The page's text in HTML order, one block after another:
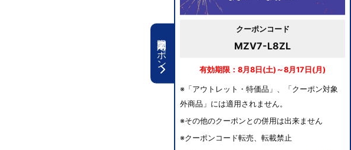
期間限定クーポン
クーポンコード
MZV7-L8ZL
有効期限：8月8日(土)～8月17日(月)
※「アウトレット・特価品」、「クーポン対象
外商品」には適用されません。
※その他のクーポンとの併用は出来ません
※クーポンコード転売、転載禁止